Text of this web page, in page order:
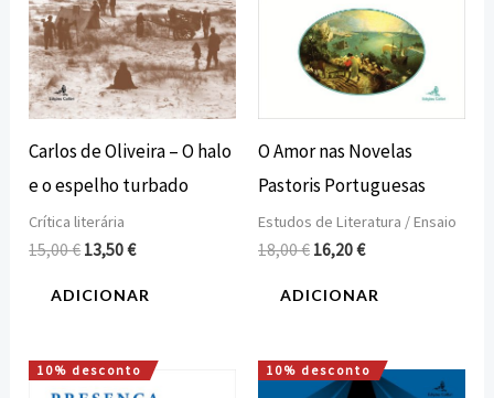
Carlos de Oliveira – O halo
e o espelho turbado
Crítica literária
15,00€ 13,50€
ADICIONAR
O Amor nas Novelas
Pastoris Portuguesas
Estudos de Literatura / Ensaio
18,00€ 16,20€
ADICIONAR
10% desconto
O
O
10% desconto
O
O